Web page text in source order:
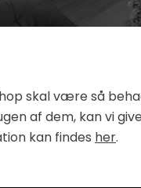
skal være så
af dem, kan vi
kan findes her.